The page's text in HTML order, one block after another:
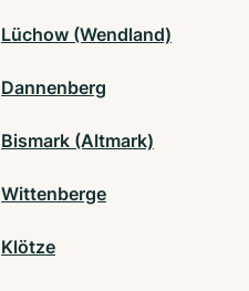
Lüchow (Wendland)
Dannenberg
Bismark (Altmark)
Wittenberge
Klötze